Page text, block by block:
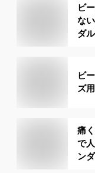
ビ
な
ダ
ビ
ズ
痛
で
ン